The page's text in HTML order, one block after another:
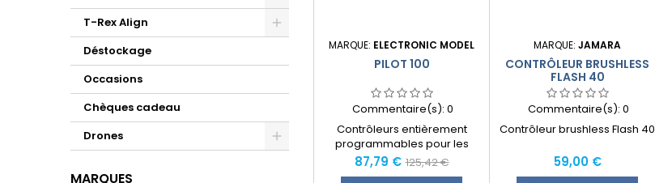
T-Rex Align
Déstockage
Occasions
Chèques cadeau
Drones
MARQUES
MARQUE: ELECTRONIC MODEL
PILOT 100
Commentaire(s): 0
Contrôleurs entièrement
programmables pour les
modélistes exigeants. Pilotent
les moteurs de 2 à 28 pôles.
Prix
87,79 € Prix
125,42 €
MARQUE: JAMARA
CONTRÔLEUR BRUSHLESS
FLASH 40
Commentaire(s): 0
Contrôleur brushless Flash 40
Prix
59,00 €